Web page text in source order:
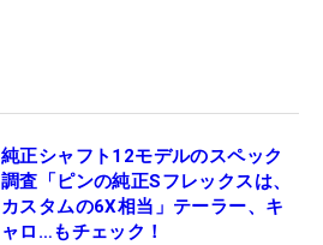
純正シャフト12モデルのスペック
調査「ピンの純正Sフレックスは、
カスタムの6X相当」テーラー、キ
ャロ…もチェック！